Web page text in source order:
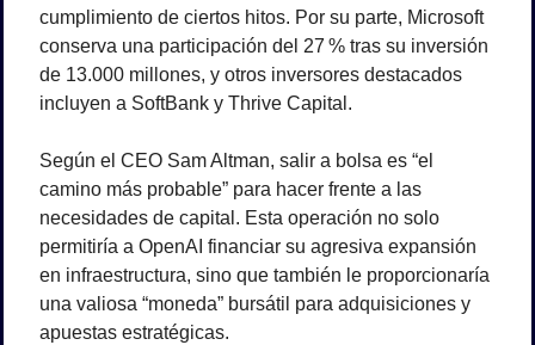
cumplimiento de ciertos hitos. Por su parte, Microsoft
conserva una participación del 27 % tras su inversión
de 13.000 millones, y otros inversores destacados
incluyen a SoftBank y Thrive Capital.
Según el CEO Sam Altman, salir a bolsa es “el
camino más probable” para hacer frente a las
necesidades de capital. Esta operación no solo
permitiría a OpenAI financiar su agresiva expansión
en infraestructura, sino que también le proporcionaría
una valiosa “moneda” bursátil para adquisiciones y
apuestas estratégicas.